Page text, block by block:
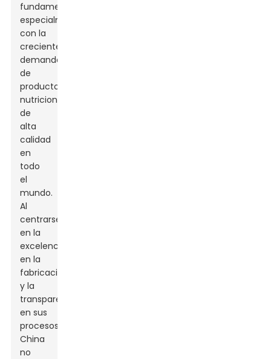
fundamental,
especialmente
con la
creciente
demanda
de
productos
nutricionales
de
alta
calidad
en
todo
el
mundo.
Al
centrarse
en la
excelencia
en la
fabricación
y la
transparencia
en sus
procesos,
China
no